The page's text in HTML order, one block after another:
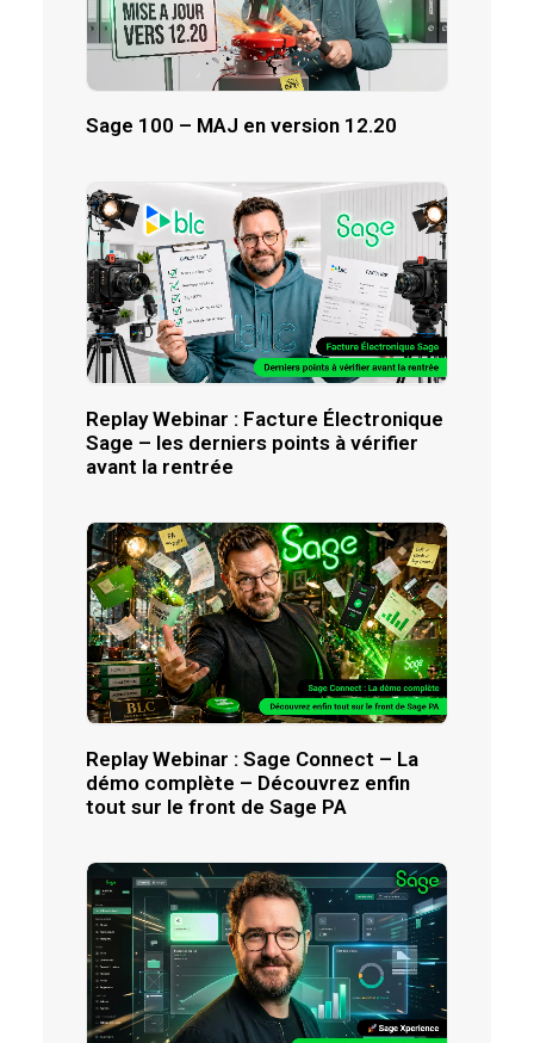
Sage 100 – MAJ en version 12.20
Replay Webinar : Facture Électronique
Sage – les derniers points à vérifier
avant la rentrée
Replay Webinar : Sage Connect – La
démo complète – Découvrez enfin
tout sur le front de Sage PA